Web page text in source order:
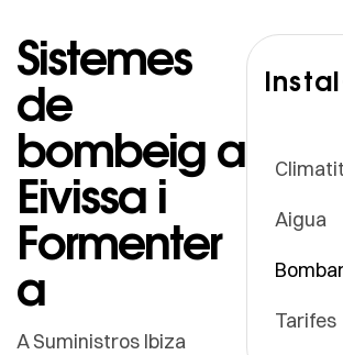
Sistemes
de
bombeig a
Eivissa i
Formenter
a
A Suministros Ibiza
Aigua
Tarifes